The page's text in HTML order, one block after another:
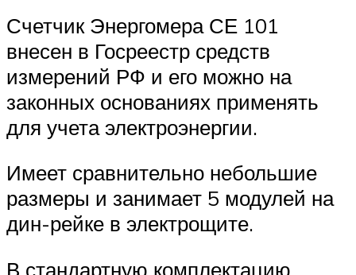
Счетчик Энергомера СЕ 101
внесен в Госреестр средств
измерений РФ и его можно на
законных основаниях применять
для учета электроэнергии.
Имеет сравнительно небольшие
размеры и занимает 5 модулей на
дин-рейке в электрощите.
В стандартную комплектацию